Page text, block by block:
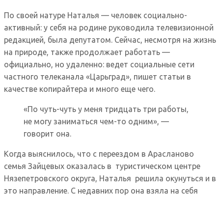
По своей натуре Наталья — человек социально-
активный: у себя на родине руководила телевизионной
редакцией, была депутатом. Сейчас, несмотря на жизнь
на природе, также продолжает работать —
официально, но удаленно: ведет социальные сети
частного телеканала «Царьград», пишет статьи в
качестве копирайтера и много еще чего.
«По чуть-чуть у меня тридцать три работы,
не могу заниматься чем-то одним», —
говорит она.
Когда выяснилось, что с переездом в Арасланово
семья Зайцевых оказалась в туристическом центре
Нязепетровского округа, Наталья решила окунуться и в
это направление. С недавних пор она взяла на себя